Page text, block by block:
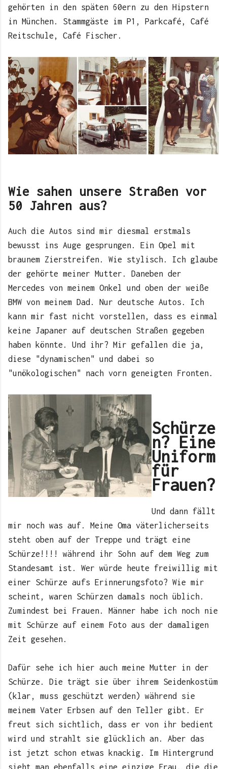
gehörten in den späten 60ern zu den Hipstern
in München. Stammgäste im P1, Parkcafé, Café
Reitschule, Café Fischer.
Wie sahen unsere Straßen vor
50 Jahren aus?
Auch die Autos sind mir diesmal erstmals
bewusst ins Auge gesprungen. Ein Opel mit
braunem Zierstreifen. Wie stylisch. Ich glaube
der gehörte meiner Mutter. Daneben der
Mercedes von meinem Onkel und oben der weiße
BMW von meinem Dad. Nur deutsche Autos. Ich
kann mir fast nicht vorstellen, dass es einmal
keine Japaner auf deutschen Straßen gegeben
haben könnte. Und ihr? Mir gefallen die ja,
diese "dynamischen" und dabei so
"unökologischen" nach vorn geneigten Fronten.
Schürze
n? Eine
Uniform
für
Frauen?
Und dann fällt
mir noch was auf. Meine Oma väterlicherseits
steht oben auf der Treppe und trägt eine
Schürze!!!! während ihr Sohn auf dem Weg zum
Standesamt ist. Wer würde heute freiwillig mit
einer Schürze aufs Erinnerungsfoto? Wie mir
scheint, waren Schürzen damals noch üblich.
Zumindest bei Frauen. Männer habe ich noch nie
mit Schürze auf einem Foto aus der damaligen
Zeit gesehen.
Dafür sehe ich hier auch meine Mutter in der
Schürze. Die trägt sie über ihrem Seidenkostüm
(klar, muss geschützt werden) während sie
meinem Vater Erbsen auf den Teller gibt. Er
freut sich sichtlich, dass er von ihr bedient
wird und strahlt sie glücklich an. Aber das
ist jetzt schon etwas knackig. Im Hintergrund
sieht man ebenfalls eine einzige Frau, die die